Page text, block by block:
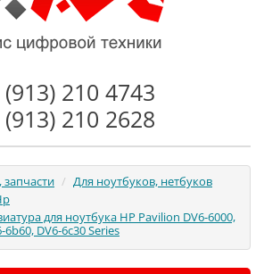
(913) 210 4743
(913) 210 2628
Для ноутбуков, нетбуков
для ноутбука HP Pavilion DV6-6000,
6b60, DV6-6c30 Series